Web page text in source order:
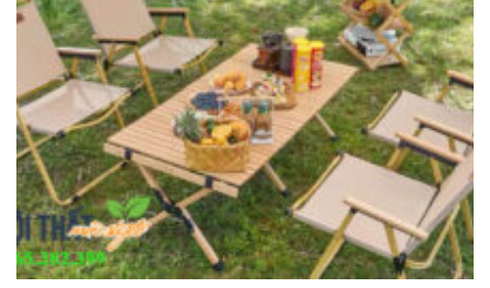
Nhờ sự linh hoạt của nhữngthanh pallet gỗ thông,
chúng tôi có thể sáng tạo cho không gian cafe của
bạn nhiều phong cách khác nhau. Có vô vàn kiểu mẫu
với đủ loại kích thước bàn ghế được thay đổi. Không
gian cafe của bạn sẽ trở lên rấtđẹpvà vô cùngấn
tượng.
Bàn ghế gỗ cafe đẹp do phối màu cực chất
Mộc mạc, đơn giản nhưng chỉ cần thay đổi chút màu